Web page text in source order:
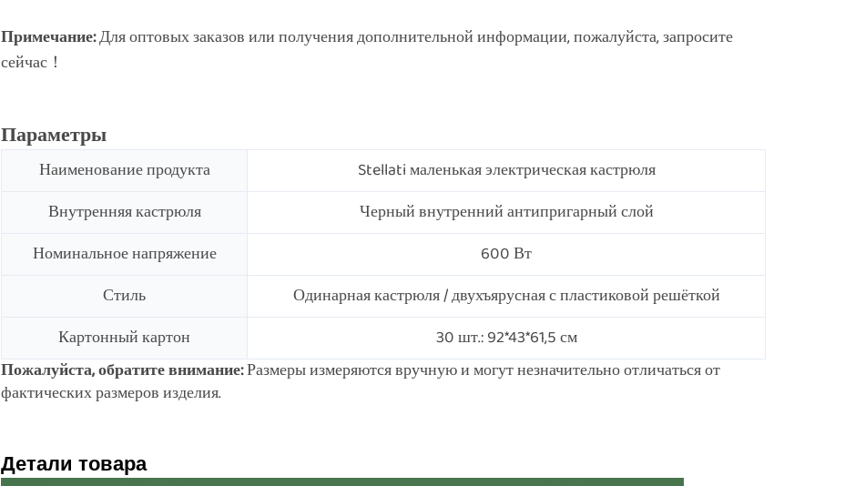
Примечание:Для оптовых заказов или получения дополнительной информации, пожалуйста, запросите
сейчас！
Параметры
Наименование продукта
Stellati маленькая электрическая кастрюля
Внутренняя кастрюля
Черный внутренний антипригарный слой
Номинальное напряжение
600 Вт
Стиль
Одинарная кастрюля / двухъярусная с пластиковой решёткой
Картонный картон
30 шт.: 92*43*61,5 см
Пожалуйста, обратите внимание:Размеры измеряются вручную и могут незначительно отличаться от
фактических размеров изделия.
Детали товара